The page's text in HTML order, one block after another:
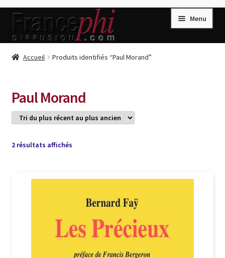
Aller
la
Aller
contenu
Menu
Accueil
Conditions de Vente
Connection
Listes d’Envies
Livres de Peter Randa
Livres de Philippe Randa
Login Customizer
Accueil Produits identifiés “Paul Morand”
Paul Morand
2 résultats affichésTrié
récent
plus
ancien